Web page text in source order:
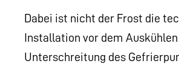
Dabei ist nicht der Frost die
Installation vor dem
Unterschreitung des